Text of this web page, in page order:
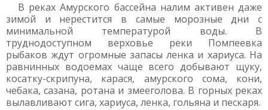
В реках Амурского бассейна налим активен даже
зимой и нерестится в самые морозные дни с
минимальной температурой воды. В
труднодоступном верховье реки Помпеевка
рыбаков ждут огромные запасы ленка и хариуса. На
равнинных водоемах чаще всего добывают щуку,
косатку-скрипуна, карася, амурского сома, кони,
чебака, сазана, ротана и змееголова. В горных реках
вылавливают сига, хариуса, ленка, гольяна и пескаря.